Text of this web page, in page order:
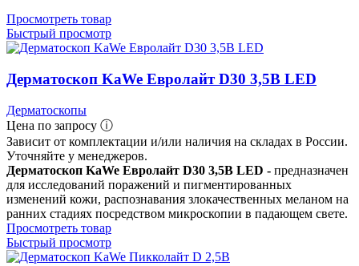
Просмотреть товар
Быстрый просмотр
Дерматоскоп KaWe Евролайт D30 3,5В LED
Дерматоскопы
Цена по запросу ⓘ
Зависит от комплектации и/или наличия на складах в России.
Уточняйте у менеджеров.
Дерматоскоп KaWe Евролайт D30 3,5В LED - предназначен
для исследований поражений и пигментированных
изменений кожи, распознавания злокачественных меланом на
ранних стадиях посредством микроскопии в падающем свете.
Просмотреть товар
Быстрый просмотр